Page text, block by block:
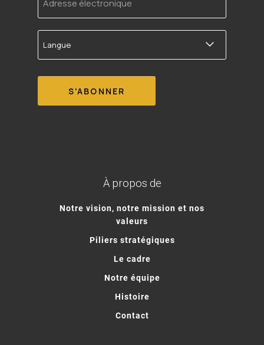
Langue
À propos de
Notre vision, notre mission et nos
valeurs
Piliers stratégiques
Le cadre
Notre équipe
Histoire
Contact